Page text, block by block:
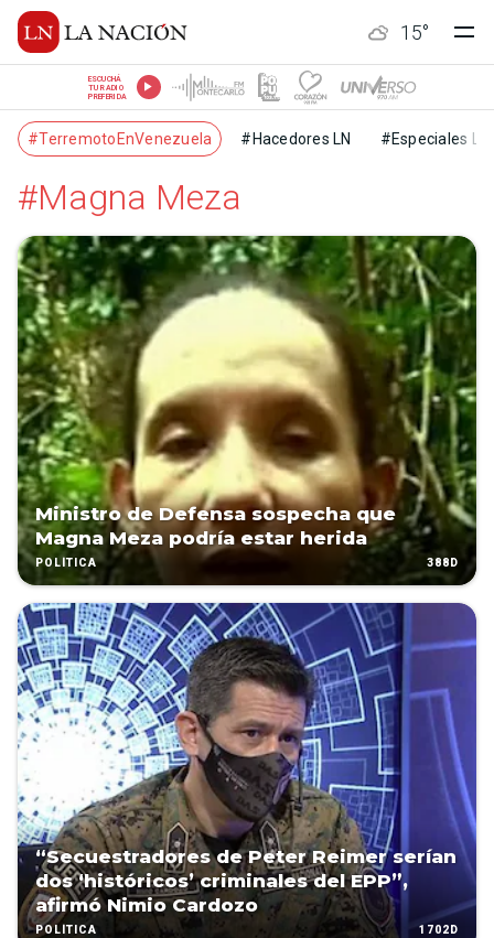
15°
ESCUCHÁ
TU RADIO
PREFERIDA
#TerremotoEnVenezuela #Hacedores LN #Especiales LN
#Magna Meza
Ministro de Defensa sospecha que
Magna Meza podría estar herida
POLÍTICA 388D
“Secuestradores de Peter Reimer serían
dos ‘históricos’ criminales del EPP”,
afirmó Nimio Cardozo
POLÍTICA 1702D